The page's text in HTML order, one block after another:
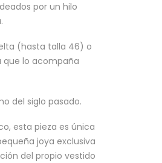
por un hilo
(hasta talla 46) o
que lo acompaña
del siglo pasado.
esta pieza es única
joya exclusiva
del propio vestido